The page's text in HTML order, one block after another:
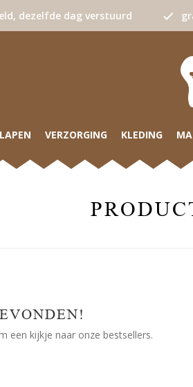
dezelfde dag verstuurd
VERZORGING KLEDING
een kijkje naar onze bestsellers.